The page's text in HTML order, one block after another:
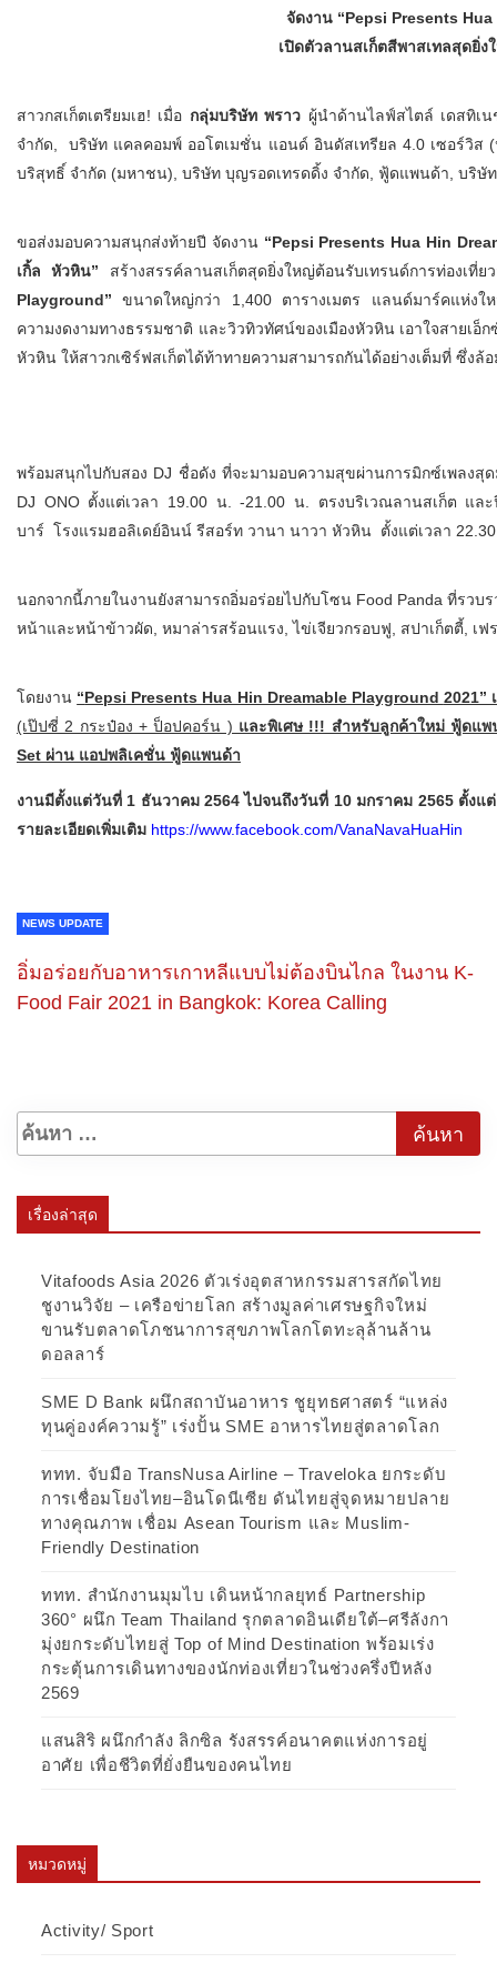
จัดงาน “Pepsi Presents
เปิดตัวลานสเก็ตสีพาสเทลสุดยิ่
สาวกสเก็ตเตรียมเฮ! เมื่อ กลุ่มบริษัท พราว ผู้นำด้านไลฟ์สไตล์ เดสทิเ
จำกัด, บริษัท แคลคอมพ์ ออโตเมชั่น แอนด์ อินดัสเทรียล 4.0 เซอร์วิ
บริสุทธิ์ จํากัด (มหาชน), บริษัท บุญรอดเทรดดิ้ง จำกัด, ฟู้ดแพนด้า, บริ
ขอส่งมอบความสนุกส่งท้ายปี จัดงาน “Pepsi Presents Hua Hin
เกิ้ล หัวหิน” สร้างสรรค์ลานสเก็ตสุดยิ่งใหญ่ต้อนรับเทรนด์การท่องเ
Playground”ขนาดใหญ่กว่า 1,400 ตารางเมตร แลนด์มาร์คแห่งให
ความงดงามทางธรรมชาติ และวิวทิวทัศน์ของเมืองหัวหิน เอาใจสายเ
หัวหิน ให้สาวกเซิร์ฟสเก็ตได้ท้าทายความสามารถกันได้อย่างเต็มที่ ซึ่งล้
พร้อมสนุกไปกับสอง DJ ชื่อดัง ที่จะมามอบความสุขผ่านการมิกซ์เพล
DJ ONO ตั้งแต่เวลา 19.00 น. -21.00 น. ตรงบริเวณลานสเก็ต แ
บาร์ โรงแรมฮอลิเดย์อินน์ รีสอร์ท วานา นาวา หัวหิน ตั้งแต่เวลา
นอกจากนี้ภายในงานยังสามารถอิ่มอร่อยไปกับโซน Food Panda ที่รว
หน้าและหน้าข้าวผัด, หมาล่ารสร้อนแรง, ไข่เจียวกรอบฟู, สปาเก็ตตี้, เ
โดยงาน “Pepsi Presents Hua Hin Dreamable Playground 2021”
(เป๊ปซี่ 2 กระป๋อง + ป็อปคอร์น ) และพิเศษ !!! สำหรับลูกค้าใหม่ ฟู้ดแพ
Set ผ่าน แอปพลิเคชั่น ฟู้ดแพนด้า
งานมีตั้งแต่วันที่ 1 ธันวาคม 2564 ไปจนถึงวันที่ 10 มกราคม 2565 ตั้งแ
รายละเอียดเพิ่มเติม https://www.facebook.com/VanaNavaHuaHin
NEWS UPDATE
อิ่มอร่อยกับอาหารเกาหลีแบบไม่ต้องบินไกล ในงาน K-
Food Fair 2021 in Bangkok: Korea Calling
เรื่องล่าสุด
Vitafoods Asia 2026 ตัวเร่งอุตสาหกรรมสารสกัดไทย
ชูงานวิจัย – เครือข่ายโลก สร้างมูลค่าเศรษฐกิจใหม่
ขานรับตลาดโภชนาการสุขภาพโลกโตทะลุล้านล้าน
ดอลลาร์
SME D Bank ผนึกสถาบันอาหาร ชูยุทธศาสตร์ “แหล่ง
ทุนคู่องค์ความรู้” เร่งปั้น SME อาหารไทยสู่ตลาดโลก
ททท. จับมือ TransNusa Airline – Traveloka ยกระดับ
การเชื่อมโยงไทย–อินโดนีเซีย ดันไทยสู่จุดหมายปลาย
ทางคุณภาพ เชื่อม Asean Tourism และ Muslim-
Friendly Destination
ททท. สำนักงานมุมไบ เดินหน้ากลยุทธ์ Partnership
360° ผนึก Team Thailand รุกตลาดอินเดียใต้–ศรีลังกา
มุ่งยกระดับไทยสู่ Top of Mind Destination พร้อมเร่ง
กระตุ้นการเดินทางของนักท่องเที่ยวในช่วงครึ่งปีหลัง
2569
แสนสิริ ผนึกกำลัง ลิกซิล รังสรรค์อนาคตแห่งการอยู่
อาศัย เพื่อชีวิตที่ยั่งยืนของคนไทย
หมวดหมู่
Activity/ Sport